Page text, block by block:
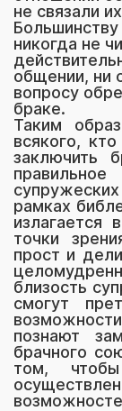
не связали
Большинству
никогда не
общении, ни
вопросу
браке.
Таким
всякого,
заключить
рамках
излагается
точки
прост и
близость
смогут
познают
брачного
том,